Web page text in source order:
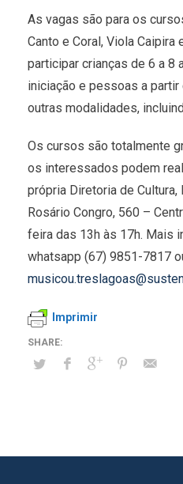
As vagas são para os
Canto e Coral, Viola
participar crianças de 6 a 8
iniciação e pessoas a
outras modalidades,
Os cursos são totalmente
os interessados podem
própria Diretoria de
Rosário Congro, 560 –
feira das 13h às 17h. Mais
whatsapp (67) 9851-7817
Imprimir